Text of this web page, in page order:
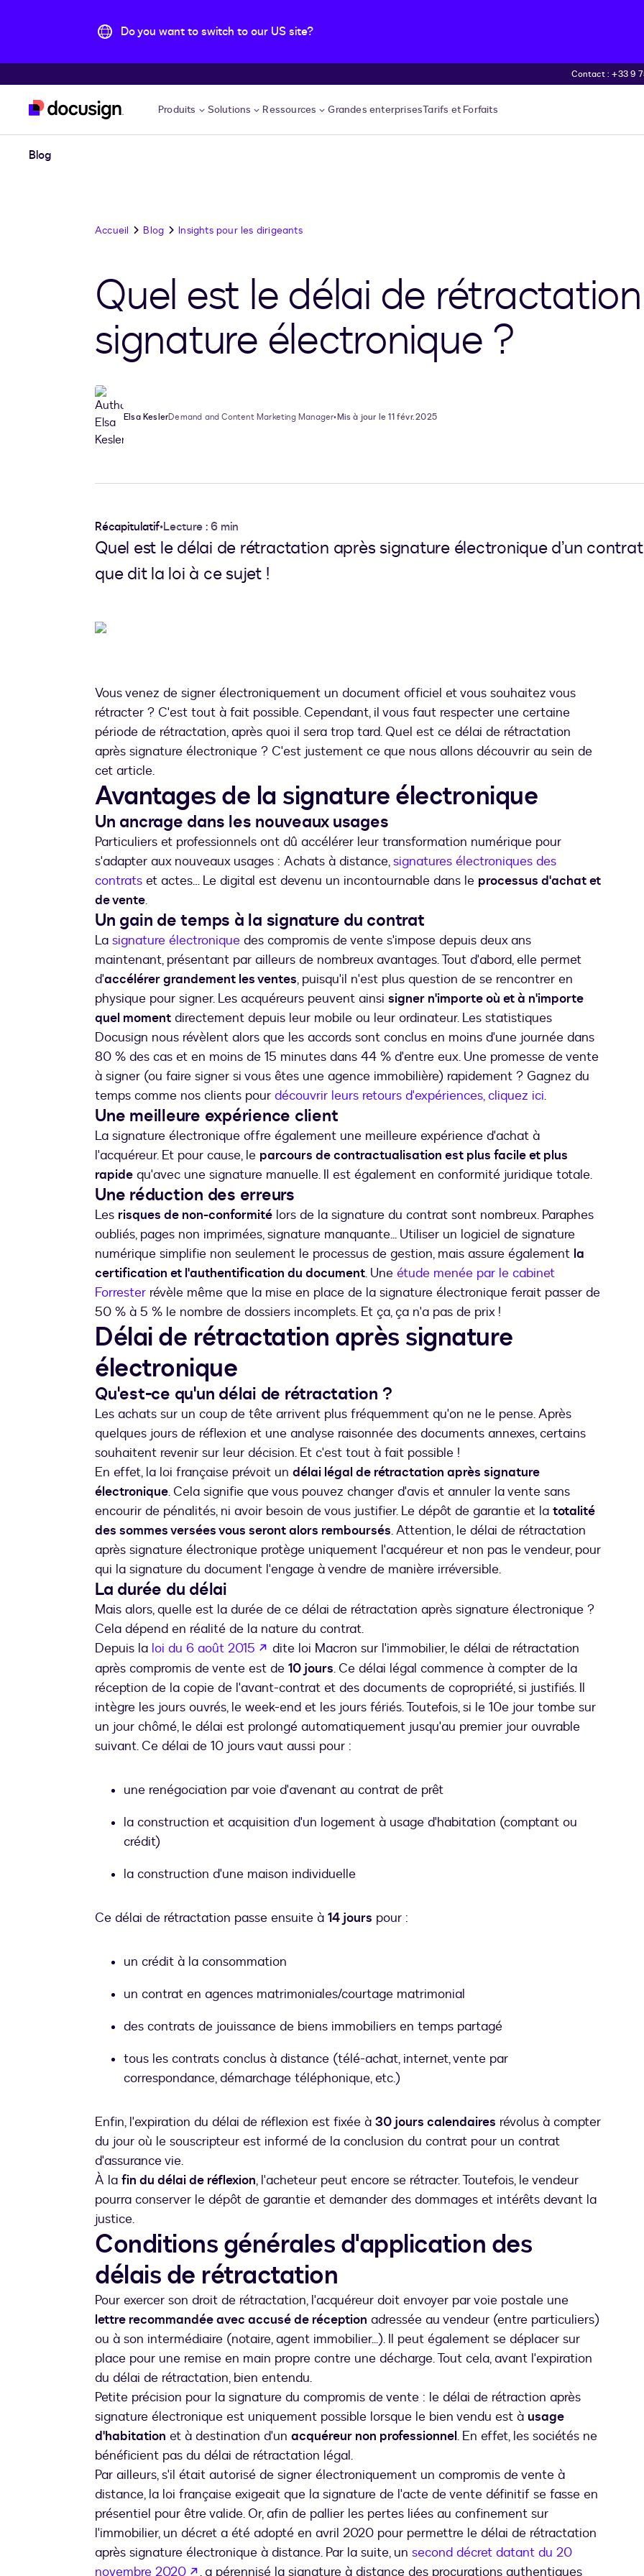
Do you want to switch to our US site?
Contact : +33 9
Produits Solutions Ressources Grandes enterprisesTarifs et Forfaits
Blog
Accueil Blog Insights pour les dirigeants
Quel est le délai de
signature électronique ?
Elsa KeslerDemand and Content Marketing Manager•Mis à jour le 11 févr. 2025
Récapitulatif•Lecture : 6 min
Quel est le délai de rétractation après signature électronique d’un
que dit la loi à ce sujet !
Vous venez de signer électroniquement un document officiel et vous souhaitez vous
rétracter ? C'est tout à fait possible. Cependant, il vous faut respecter une certaine
période de rétractation, après quoi il sera trop tard. Quel est ce délai de rétractation
après signature électronique ? C'est justement ce que nous allons découvrir au sein de
cet article.
Avantages de la signature électronique
Un ancrage dans les nouveaux usages
Particuliers et professionnels ont dû accélérer leur transformation numérique pour
s'adapter aux nouveaux usages : Achats à distance,signatures électroniques des
contrats et actes… Le digital est devenu un incontournable dans le processus d'achat et
de vente.
Un gain de temps à la signature du contrat
La signature électronique des compromis de vente s'impose depuis deux ans
maintenant, présentant par ailleurs de nombreux avantages. Tout d'abord, elle permet
d'accélérer grandement les ventes, puisqu'il n'est plus question de se rencontrer en
physique pour signer. Les acquéreurs peuvent ainsi signer n'importe où et à n'importe
quel moment directement depuis leur mobile ou leur ordinateur. Les statistiques
Docusign nous révèlent alors que les accords sont conclus en moins d'une journée dans
80 % des cas et en moins de 15 minutes dans 44 % d'entre eux. Une promesse de vente
à signer (ou faire signer si vous êtes une agence immobilière) rapidement ? Gagnez du
temps comme nos clients pour découvrir leurs retours d'expériences, cliquez ici.
Une meilleure expérience client
La signature électronique offre également une meilleure expérience d'achat à
l'acquéreur. Et pour cause, le parcours de contractualisation est plus facile et plus
rapide qu'avec une signature manuelle. Il est également en conformité juridique totale.
Une réduction des erreurs
Les risques de non-conformité lors de la signature du contrat sont nombreux. Paraphes
oubliés, pages non imprimées, signature manquante... Utiliser un logiciel de signature
numérique simplifie non seulement le processus de gestion, mais assure également la
certification et l'authentification du document. Une étude menée par le cabinet
Forrester révèle même que la mise en place de la signature électronique ferait passer de
50 % à 5 % le nombre de dossiers incomplets. Et ça, ça n'a pas de prix !
Délai de rétractation après signature
électronique
Qu'est-ce qu'un délai de rétractation ?
Les achats sur un coup de tête arrivent plus fréquemment qu'on ne le pense. Après
quelques jours de réflexion et une analyse raisonnée des documents annexes, certains
souhaitent revenir sur leur décision. Et c'est tout à fait possible !
En effet, la loi française prévoit un délai légal de rétractation après signature
électronique. Cela signifie que vous pouvez changer d'avis et annuler la vente sans
encourir de pénalités, ni avoir besoin de vous justifier. Le dépôt de garantie et la totalité
des sommes versées vous seront alors remboursés. Attention, le délai de rétractation
après signature électronique protège uniquement l'acquéreur et non pas le vendeur, pour
qui la signature du document l'engage à vendre de manière irréversible.
La durée du délai
Mais alors, quelle est la durée de ce délai de rétractation après signature électronique ?
Cela dépend en réalité de la nature du contrat.
Depuis la loi du 6 août 2015 s’ouvre dans un nouvel onglet
dite loi Macron sur l'immobilier, le délai de rétractation
après compromis de vente est de 10 jours. Ce délai légal commence à compter de la
réception de la copie de l'avant-contrat et des documents de copropriété, si justifiés. Il
intègre les jours ouvrés, le week-end et les jours fériés. Toutefois, si le 10e jour tombe sur
un jour chômé, le délai est prolongé automatiquement jusqu'au premier jour ouvrable
suivant. Ce délai de 10 jours vaut aussi pour :
une renégociation par voie d'avenant au contrat de prêt
la construction et acquisition d'un logement à usage d'habitation (comptant ou
crédit)
la construction d'une maison individuelle
Ce délai de rétractation passe ensuite à 14 jours pour :
un crédit à la consommation
un contrat en agences matrimoniales/courtage matrimonial
des contrats de jouissance de biens immobiliers en temps partagé
tous les contrats conclus à distance (télé-achat, internet, vente par
correspondance, démarchage téléphonique, etc.)
Enfin, l'expiration du délai de réflexion est fixée à 30 jours calendaires révolus à compter
du jour où le souscripteur est informé de la conclusion du contrat pour un contrat
d'assurance vie.
À la fin du délai de réflexion, l'acheteur peut encore se rétracter. Toutefois, le vendeur
pourra conserver le dépôt de garantie et demander des dommages et intérêts devant la
justice.
Conditions générales d'application des
délais de rétractation
Pour exercer son droit de rétractation, l'acquéreur doit envoyer par voie postale une
lettre recommandée avec accusé de réception adressée au vendeur (entre particuliers)
ou à son intermédiaire (notaire, agent immobilier...). Il peut également se déplacer sur
place pour une remise en main propre contre une décharge. Tout cela, avant l'expiration
du délai de rétractation, bien entendu.
Petite précision pour la signature du compromis de vente : le délai de rétraction après
signature électronique est uniquement possible lorsque le bien vendu est à usage
d'habitation et à destination d'un acquéreur non professionnel. En effet, les sociétés ne
bénéficient pas du délai de rétractation légal.
Par ailleurs, s'il était autorisé de signer électroniquement un compromis de vente à
distance, la loi française exigeait que la signature de l'acte de vente définitif se fasse en
présentiel pour être valide. Or, afin de pallier les pertes liées au confinement sur
l'immobilier, un décret a été adopté en avril 2020 pour permettre le délai de rétractation
après signature électronique à distance. Par la suite, un second décret datant du 20
novembre 2020
s’ouvre dans un nouvel onglet
, a pérennisé la signature à distance des procurations authentiques